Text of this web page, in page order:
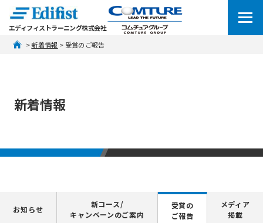
エディフィストラーニング株式会社
> 新着情報 > 受賞のご報告
新着情報
お知らせ
新コース/
キャンペーンのご案内
受賞の
ご報告
メディア
掲載